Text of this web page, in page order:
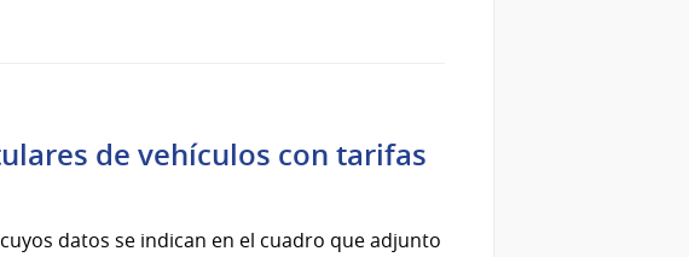
de vehículos con tarifas
datos se indican en el cuadro que adjunto